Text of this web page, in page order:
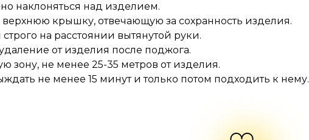
наклоняться над изделием.
крышку, отвечающую за сохранность изделия.
на расстоянии вытянутой руки.
от изделия после поджога.
зону, не менее 25-35 метров от изделия.
не менее 15 минут и только потом подходить к нему.